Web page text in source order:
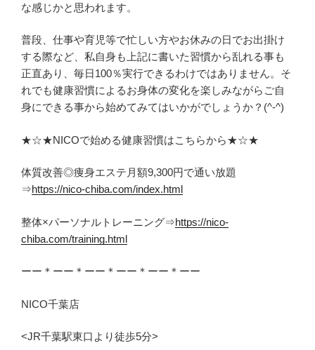
な感じかと思われます。
普段、仕事や育児等で忙しい方やお休みの日でお出掛け
する際など、私自身も上記に書いた習慣から乱れる事も
正直あり、毎日100％実行できるわけではありません。そ
れでも健康習慣によるお身体の変化を楽しみながらご自
身にできる事から始めてみてはいかがでしょうか？(^-^)
★☆★NICOで始める健康習慣はこちらから★☆★
体質改善◎痩身エステ月額9,300円で通い放題
⇒https://nico-chiba.com/index.html
整体×パーソナルトレーニング⇒https://nico-
chiba.com/training.html
ーー＊ーー＊ーー＊ーー＊ーー＊ーー
NICO千葉店
<JR千葉駅東口より徒歩5分>